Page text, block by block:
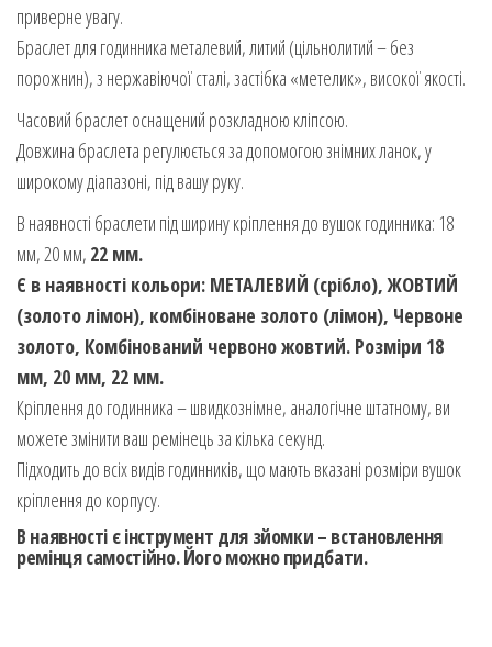
приверне увагу.
Браслет для годинника металевий, литий (цільнолитий – без
порожнин), з нержавіючої сталі, застібка «метелик», високої якості.
Часовий браслет оснащений розкладною кліпсою.
Довжина браслета регулюється за допомогою знімних ланок, у
широкому діапазоні, під вашу руку.
В наявності браслети під ширину кріплення до вушок годинника: 18
мм, 20 мм, 22 мм.
Є в наявності кольори: МЕТАЛЕВИЙ (срібло), ЖОВТИЙ
(золото лімон), комбіноване золото (лімон), Червоне
золото, Комбінований червоно жовтий. Розміри 18
мм, 20 мм, 22 мм.
Кріплення до годинника – швидкознімне, аналогічне штатному, ви
можете змінити ваш ремінець за кілька секунд.
Підходить до всіх видів годинників, що мають вказані розміри вушок
кріплення до корпусу.
В наявності є інструмент для зйомки – встановлення
ремінця самостійно. Його можно придбати.